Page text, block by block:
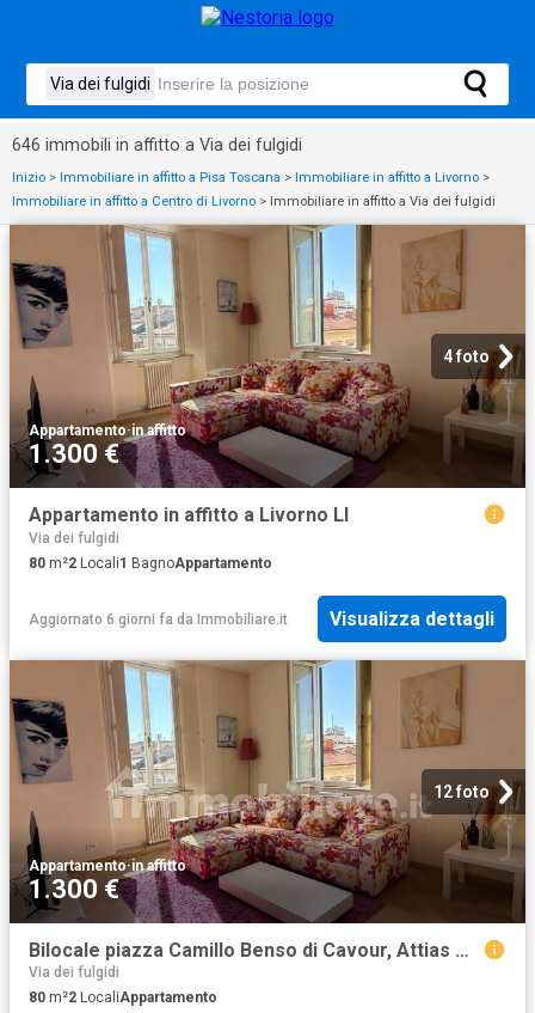
646 immobili in affitto a Via dei fulgidi
Inizio > Immobiliare in affitto a Pisa Toscana > Immobiliare in affitto a Livorno >
Immobiliare in affitto a Centro di Livorno > Immobiliare in affitto a Via dei fulgidi
4 foto
Appartamento·in affitto
1.300 €
Appartamento in affitto a Livorno LI
Via dei fulgidi
80 m²2 Locali1 BagnoAppartamento
Aggiornato 6 giorni fa da Immobiliare.it Visualizza dettagli
12 foto
Appartamento·in affitto
1.300 €
Bilocale piazza Camillo Benso di Cavour, Attias Marconi, Livorno
Via dei fulgidi
80 m²2 LocaliAppartamento